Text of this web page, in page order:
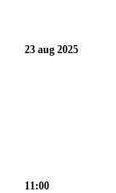
23 aug 2025
11:00